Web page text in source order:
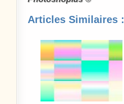
Articles Similaires :